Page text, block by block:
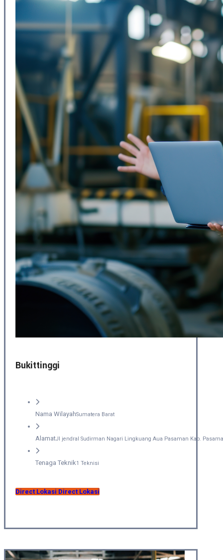
Bukittinggi
Nama WilayahSumatera Barat
AlamatJl jendral Sudirman Nagari Lingkuang Aua Pasaman Kab.
Tenaga Teknik1 Teknisi
Direct Lokasi Direct Lokasi